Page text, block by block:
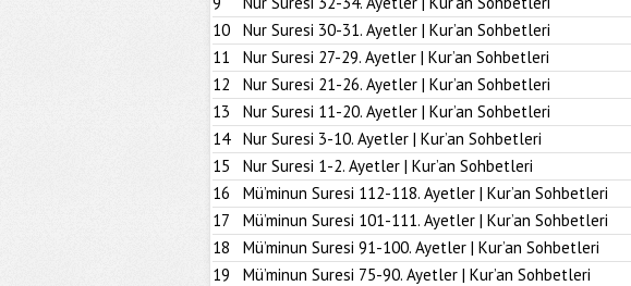
10
Nur Suresi 30-31. Ayetler | Kur’an Sohbetleri
11
Nur Suresi 27-29. Ayetler | Kur’an Sohbetleri
12
Nur Suresi 21-26. Ayetler | Kur’an Sohbetleri
13
Nur Suresi 11-20. Ayetler | Kur’an Sohbetleri
14
Nur Suresi 3-10. Ayetler | Kur’an Sohbetleri
15
Nur Suresi 1-2. Ayetler | Kur’an Sohbetleri
16
Mü’minun Suresi 112-118. Ayetler | Kur’an Sohbetleri
17
Mü’minun Suresi 101-111. Ayetler | Kur’an Sohbetleri
18
Mü’minun Suresi 91-100. Ayetler | Kur’an Sohbetleri
19
Mü’minun Suresi 75-90. Ayetler | Kur’an Sohbetleri